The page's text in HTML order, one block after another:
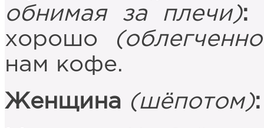
обнимая за плечи):
хорошо
нам кофе.
Женщина (шёпотом):